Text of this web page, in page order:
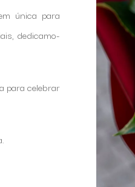
única para
dedicamo-
para celebrar